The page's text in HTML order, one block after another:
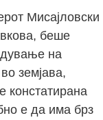
Мисајловски
беше
на
земјава,
констатирана
е да има брз